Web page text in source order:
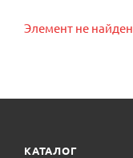
Элемент не найден
КАТАЛОГ